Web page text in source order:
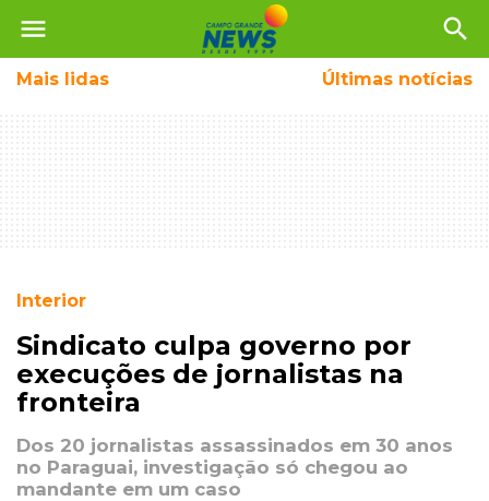
menu search
Mais lidas Últimas notícias
Interior
Sindicato culpa governo por
execuções de jornalistas na
fronteira
Dos 20 jornalistas assassinados em 30 anos
no Paraguai, investigação só chegou ao
mandante em um caso